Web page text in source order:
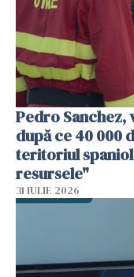
Pedro Sanchez,
după ce 40 000
teritoriul
resursele"
31 IULIE 2026